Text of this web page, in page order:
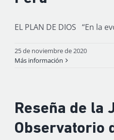
EL PLAN DE DIOS “En la
25 de noviembre de 2020
Más información
Reseña de la
Observatorio